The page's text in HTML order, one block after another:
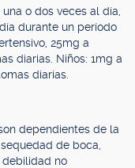
o dos veces al día,
durante un período
25mg a
diarias. Niños: 1mg a
diarias.
dependientes de la
de boca,
debilidad no